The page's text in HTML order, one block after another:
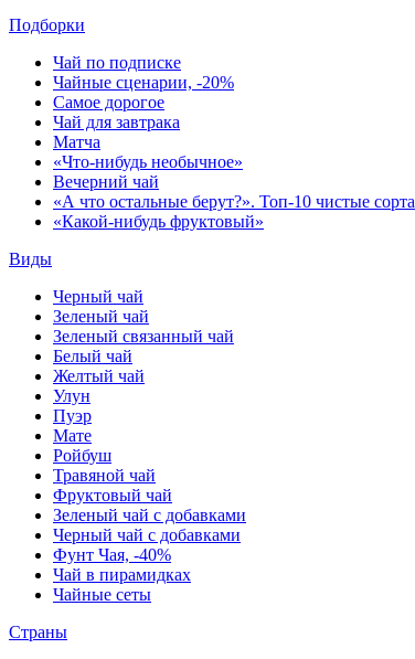
Подборки
Чай по подписке
Чайные сценарии, -20%
Самое дорогое
Чай для завтрака
Матча
«Что-нибудь необычное»
Вечерний чай
«А что остальные берут?». Топ-10 чистые сорта
«Какой-нибудь фруктовый»
Виды
Черный чай
Зеленый чай
Зеленый связанный чай
Белый чай
Желтый чай
Улун
Пуэр
Мате
Ройбуш
Травяной чай
Фруктовый чай
Зеленый чай с добавками
Черный чай с добавками
Фунт Чая, -40%
Чай в пирамидках
Чайные сеты
Страны